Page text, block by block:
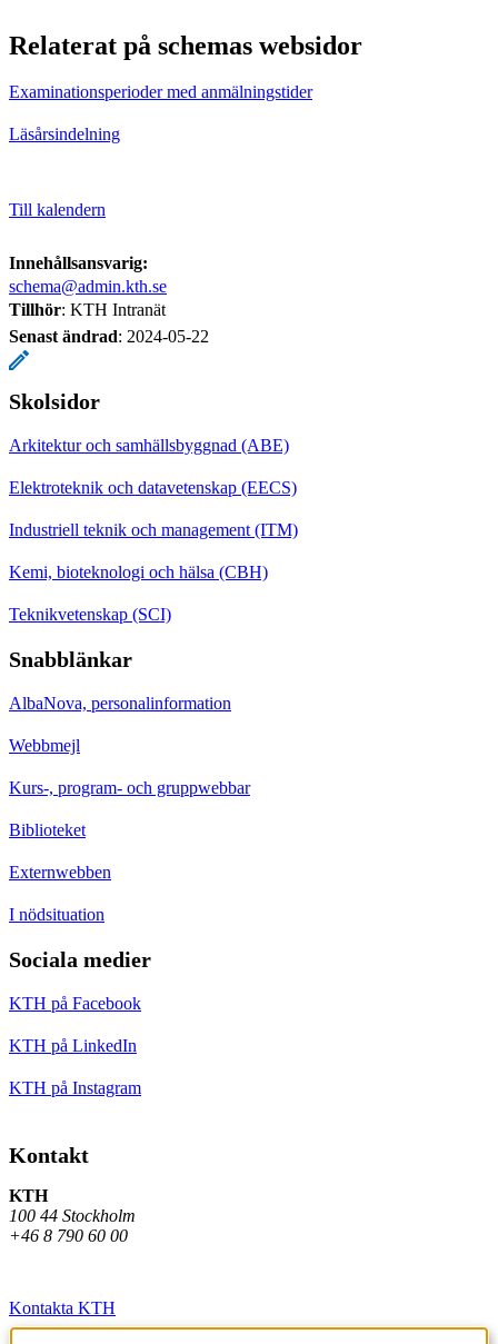
Relaterat på schemas websidor
Examinationsperioder med anmälningstider
Läsårsindelning
Till kalendern
Innehållsansvarig:
schema@admin.kth.se
Tillhör: KTH Intranät
Senast ändrad: 2024-05-22
Skolsidor
Arkitektur och samhällsbyggnad (ABE)
Elektroteknik och datavetenskap (EECS)
Industriell teknik och management (ITM)
Kemi, bioteknologi och hälsa (CBH)
Teknikvetenskap (SCI)
Snabblänkar
AlbaNova, personalinformation
Webbmejl
Kurs-, program- och gruppwebbar
Biblioteket
Externwebben
I nödsituation
Sociala medier
KTH på Facebook
KTH på LinkedIn
KTH på Instagram
Kontakt
KTH
100 44 Stockholm
+46 8 790 60 00
Kontakta KTH